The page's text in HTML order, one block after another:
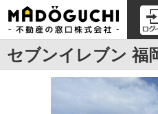
セブンイレブン 福